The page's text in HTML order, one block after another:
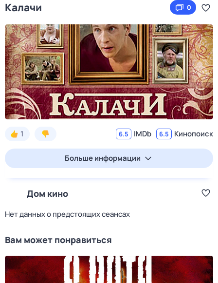
Калачи 0
1 6.5 IMDb 6.5 Кинопоиск
Больше информации
Дом кино
Нет данных о предстоящих сеансах
Вам может понравиться